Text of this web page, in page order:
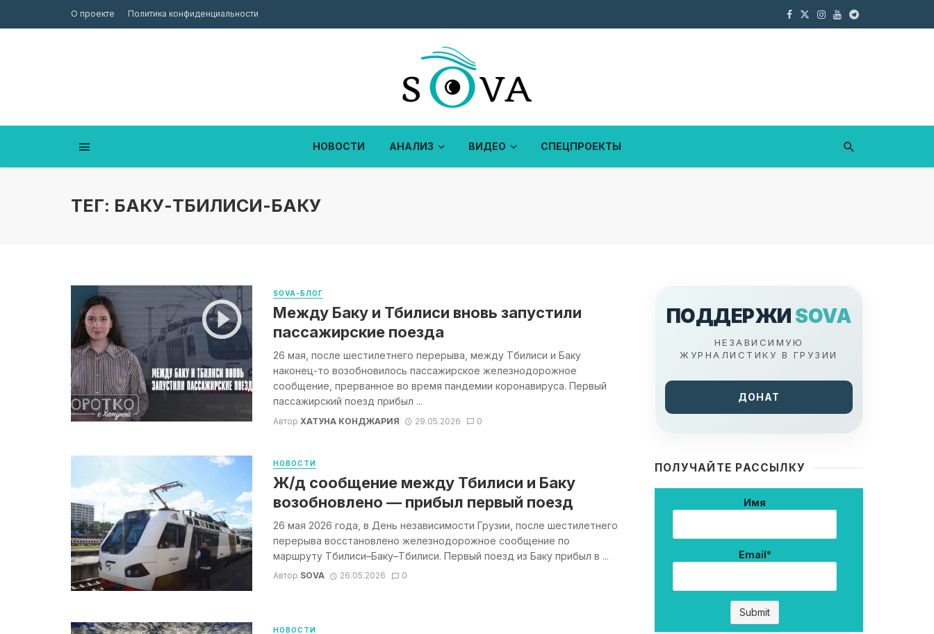
О проекте Политика конфиденциальности
НОВОСТИ АНАЛИЗ ВИДЕО СПЕЦПРОЕКТЫ
ТЕГ: БАКУ-ТБИЛИСИ-БАКУ
SOVA-БЛОГ
Между Баку и Тбилиси вновь запустили
пассажирские поезда
26 мая, после шестилетнего перерыва, между Тбилиси и Баку
наконец-то возобновилось пассажирское железнодорожное
сообщение, прерванное во время пандемии коронавируса. Первый
пассажирский поезд прибыл ...
Автор ХАТУНА КОНДЖАРИЯ 29.05.2026 0
НОВОСТИ
Ж/д сообщение между Тбилиси и Баку
возобновлено — прибыл первый поезд
26 мая 2026 года, в День независимости Грузии, после шестилетнего
перерыва восстановлено железнодорожное сообщение по
маршруту Тбилиси–Баку–Тбилиси. Первый поезд из Баку прибыл в ...
Автор SOVA 26.05.2026 0
НОВОСТИ
ПОДДЕРЖИ SOVA
НЕЗАВИСИМУЮ
ЖУРНАЛИСТИКУ В ГРУЗИИ
ДОНАТ
ПОЛУЧАЙТЕ РАССЫЛКУ
Имя
Email*